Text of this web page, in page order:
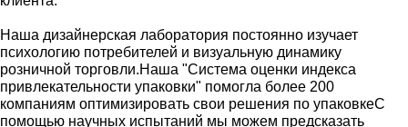
Наша дизайнерская лаборатория постоянно изучает
психологию потребителей и визуальную динамику
розничной торговли.Наша "Система оценки индекса
привлекательности упаковки" помогла более 200
компаниям оптимизировать свои решения по упаковкеС
помощью научных испытаний мы можем предсказать